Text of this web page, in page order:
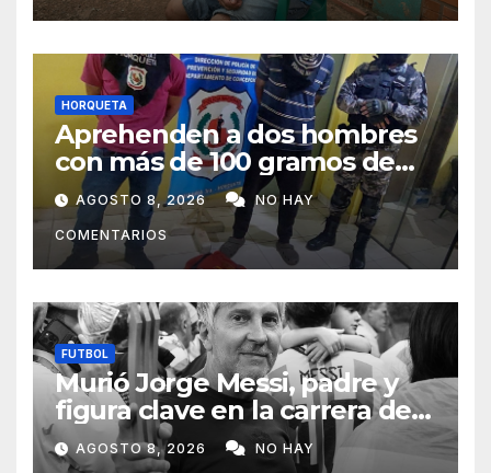
HORQUETA
Aprehenden a dos hombres
con más de 100 gramos de
supuesta marihuana en
Horqueta
AGOSTO 8, 2026 NO HAY
COMENTARIOS
FUTBOL
Murió Jorge Messi, padre y
figura clave en la carrera de
Lionel Messi
AGOSTO 8, 2026 NO HAY